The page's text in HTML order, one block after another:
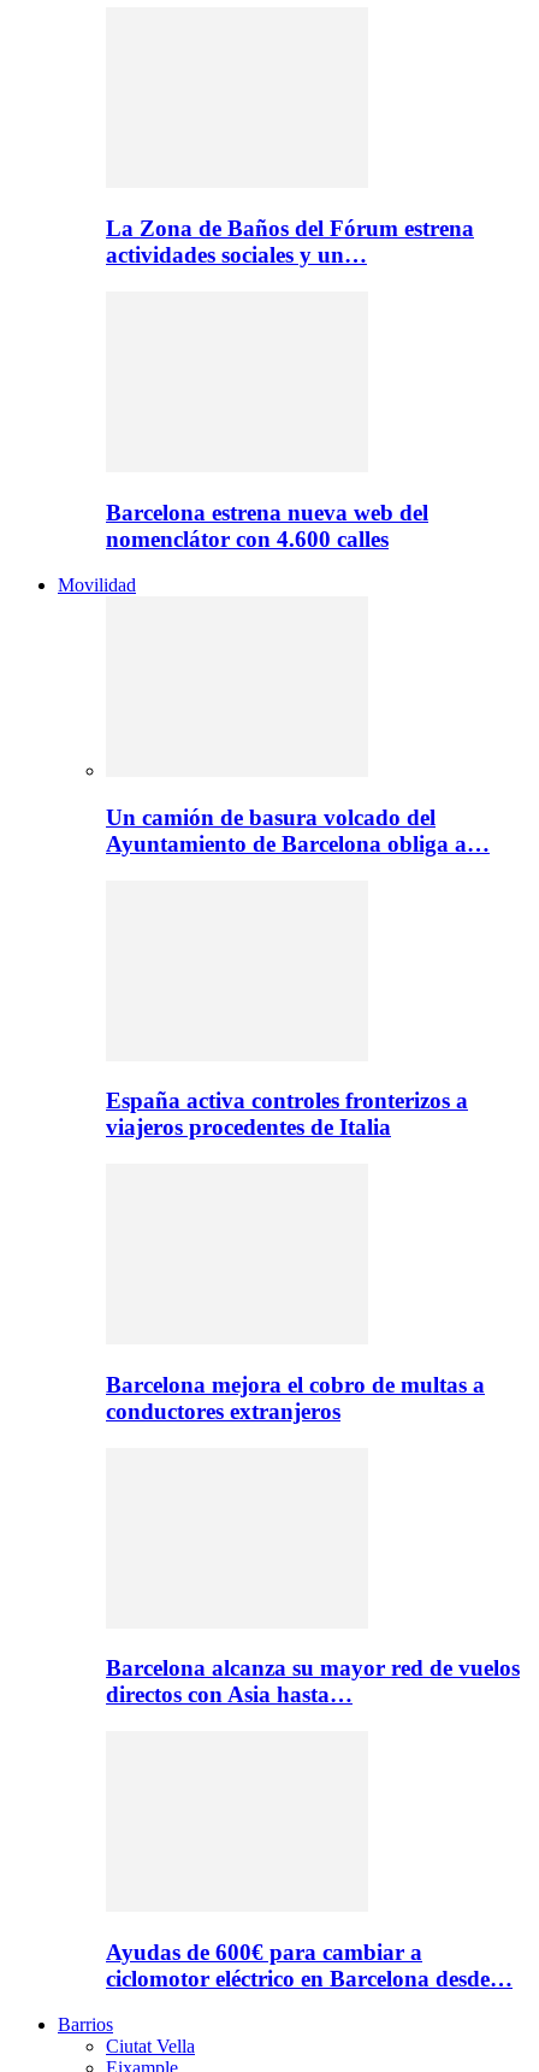
La Zona de Baños del Fórum estrena
actividades sociales y un…
Barcelona estrena nueva web del
nomenclátor con 4.600 calles
Movilidad
Un camión de basura volcado del
Ayuntamiento de Barcelona obliga a…
España activa controles fronterizos a
viajeros procedentes de Italia
Barcelona mejora el cobro de multas a
conductores extranjeros
Barcelona alcanza su mayor red de vuelos
directos con Asia hasta…
Ayudas de 600€ para cambiar a
ciclomotor eléctrico en Barcelona desde…
Barrios
Ciutat Vella